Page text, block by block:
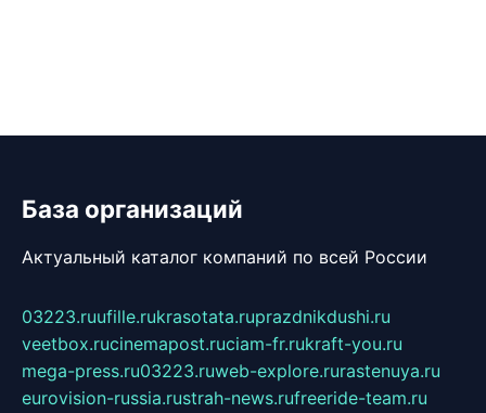
База организаций
Актуальный каталог компаний по всей России
03223.ruufille.rukrasotata.ruprazdnikdushi.ru
veetbox.rucinemapost.ruciam-fr.rukraft-you.ru
mega-press.ru03223.ruweb-explore.rurastenuya.ru
eurovision-russia.rustrah-news.rufreeride-team.ru